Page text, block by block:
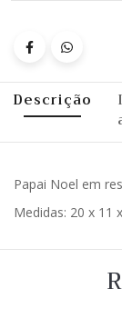
Descrição
Papai Noel em
Medidas: 20 x 11